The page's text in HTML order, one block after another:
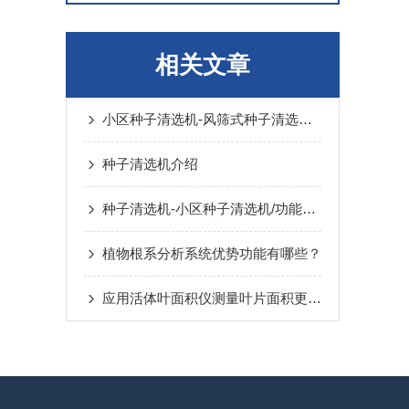
相关文章
小区种子清选机-风筛式种子清选机/简介
种子清选机介绍
种子清选机-小区种子清选机/功能参数介绍
植物根系分析系统优势功能有哪些？
应用活体叶面积仪测量叶片面积更加便捷